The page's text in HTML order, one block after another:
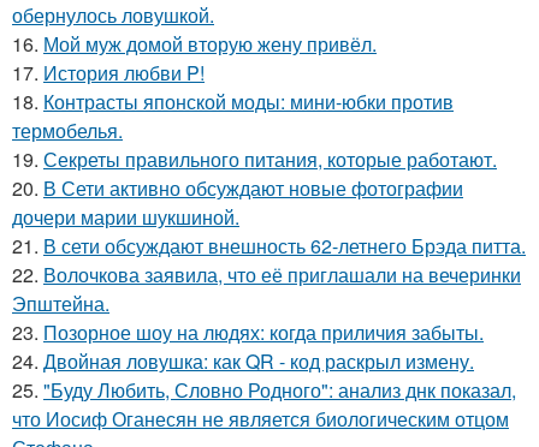
обернулось ловушкой.
16. Мой муж домой вторую жену привёл.
17. История любви P!
18. Контрасты японской моды: мини-юбки против
термобелья.
19. Секреты правильного питания, которые работают.
20. В Сети активно обсуждают новые фотографии
дочери марии шукшиной.
21. В сети обсуждают внешность 62-летнего Брэда питта.
22. Волочкова заявила, что её приглашали на вечеринки
Эпштейна.
23. Позорное шоу на людях: когда приличия забыты.
24. Двойная ловушка: как QR - код раскрыл измену.
25. "Буду Любить, Словно Родного": анализ днк показал,
что Иосиф Оганесян не является биологическим отцом